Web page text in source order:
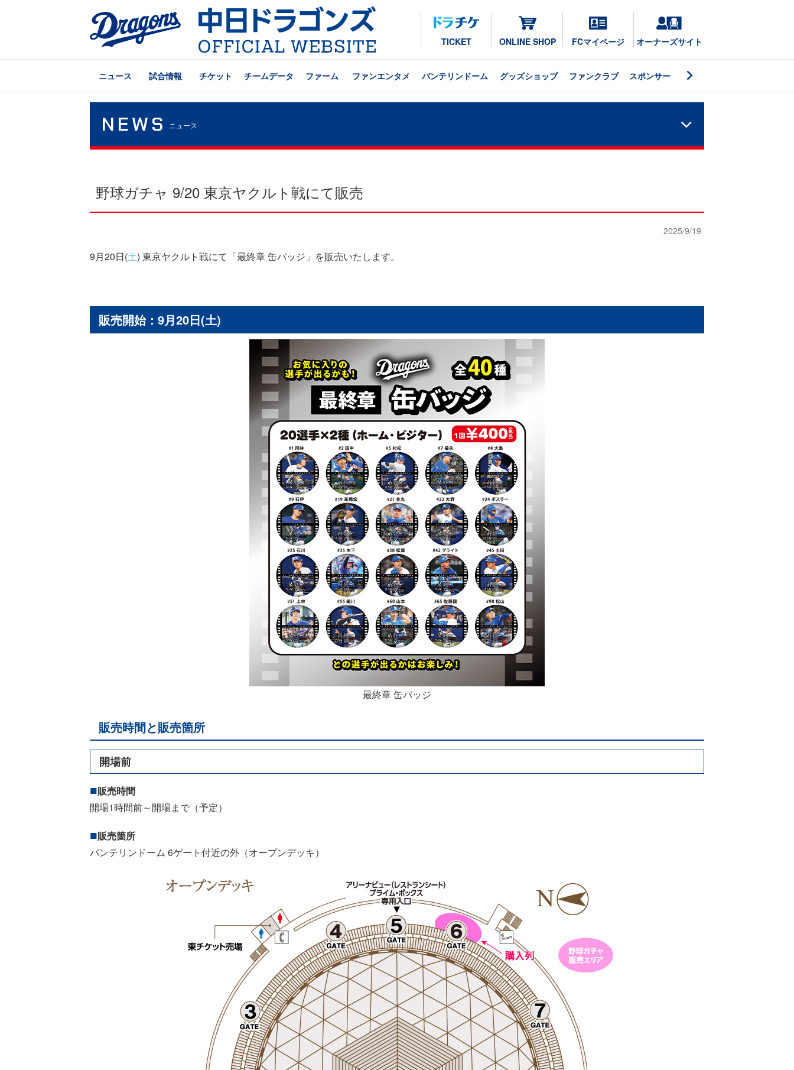
TICKET ONLINE SHOP FCマイページ オーナーズサイト
ニュース 試合情報 チケット チームデータ ファーム ファンエンタメ バンテリンドーム グッズショップ ファンクラブ スポンサー
NEWS ニュース
野球ガチャ 9/20 東京ヤクルト戦にて販売
2025/9/19
9月20日(土) 東京ヤクルト戦にて「最終章 缶バッジ」を販売いたします。
販売開始：9月20日(土)
最終章 缶バッジ
販売時間と販売箇所
開場前
販売時間
開場1時間前～開場まで（予定）
販売箇所
バンテリンドーム 6ゲート付近の外（オープンデッキ）